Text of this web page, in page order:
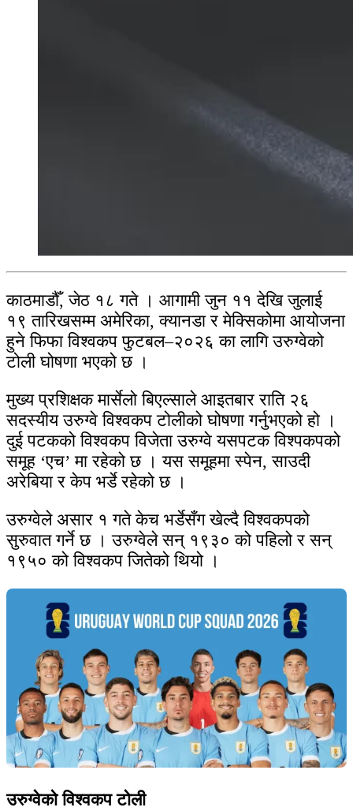
काठमाडौँ, जेठ १८ गते । आगामी जुन ११ देखि जुलाई
१९ तारिखसम्म अमेरिका, क्यानडा र मेक्सिकोमा आयोजना
हुने फिफा विश्वकप फुटबल–२०२६ का लागि उरुग्वेको
टोली घोषणा भएको छ ।
मुख्य प्रशिक्षक मार्सेलो बिएल्साले आइतबार राति २६
सदस्यीय उरुग्वे विश्वकप टोलीको घोषणा गर्नुभएको हो ।
दुई पटकको विश्वकप विजेता उरुग्वे यसपटक विश्पकपको
समूह ‘एच’ मा रहेको छ । यस समूहमा स्पेन, साउदी
अरेबिया र केप भर्डे रहेको छ ।
उरुग्वेले असार १ गते केच भर्डेसँग खेल्दै विश्वकपको
सुरुवात गर्ने छ । उरुग्वेले सन् १९३० को पहिलो र सन्
१९५० को विश्वकप जितेको थियो ।
उरुग्वेको विश्वकप टोली